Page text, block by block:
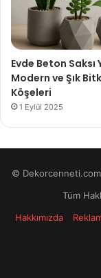
Evde Beton Saksı
Modern ve Şık
Köşeleri
1 Eylül 2025
© Dekorcenneti.com
Tüm
Hakkımızda